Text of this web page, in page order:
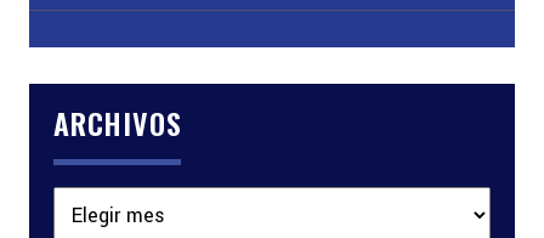
ARCHIVOS